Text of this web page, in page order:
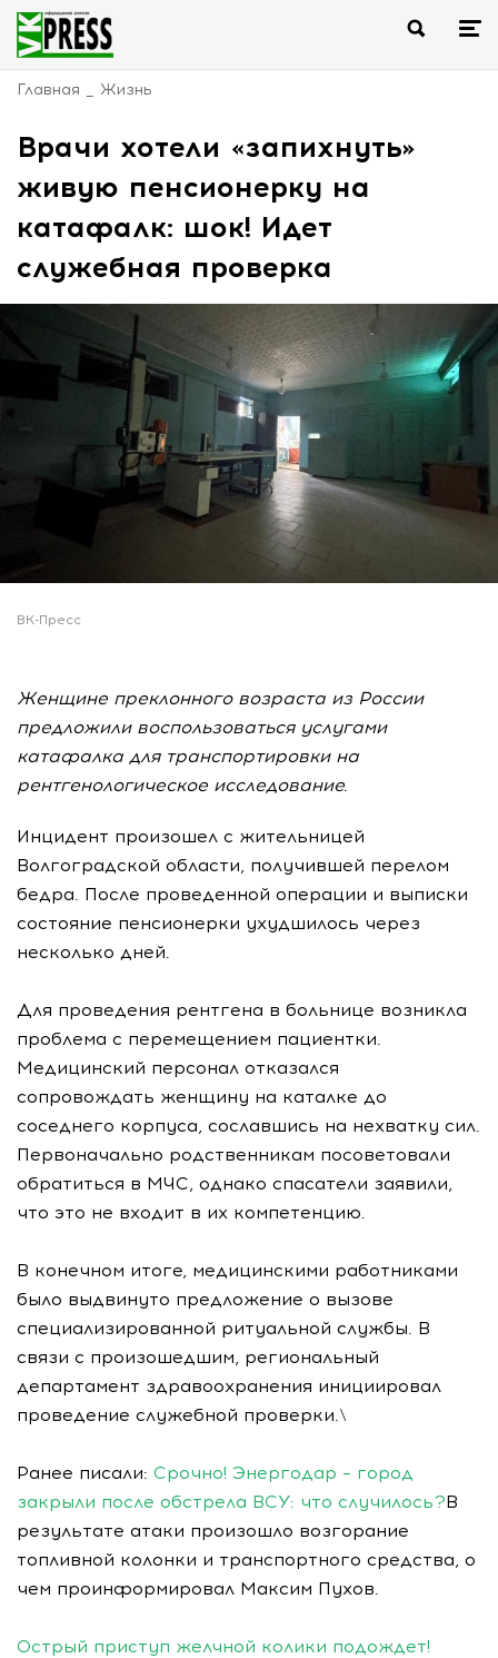
Главная Жизнь
Врачи хотели «запихнуть»
живую пенсионерку на
катафалк: шок! Идет
служебная проверка
ВК-Пресс
Женщине преклонного возраста из России
предложили воспользоваться услугами
катафалка для транспортировки на
рентгенологическое исследование.
Инцидент произошел с жительницей
Волгоградской области, получившей перелом
бедра. После проведенной операции и выписки
состояние пенсионерки ухудшилось через
несколько дней.
Для проведения рентгена в больнице возникла
проблема с перемещением пациентки.
Медицинский персонал отказался
сопровождать женщину на каталке до
соседнего корпуса, сославшись на нехватку сил.
Первоначально родственникам посоветовали
обратиться в МЧС, однако спасатели заявили,
что это не входит в их компетенцию.
В конечном итоге, медицинскими работниками
было выдвинуто предложение о вызове
специализированной ритуальной службы. В
связи с произошедшим, региональный
департамент здравоохранения инициировал
проведение служебной проверки.\
Ранее писали: Срочно! Энергодар – город
закрыли после обстрела ВСУ: что случилось?В
результате атаки произошло возгорание
топливной колонки и транспортного средства, о
чем проинформировал Максим Пухов.
Острый приступ желчной колики подождет!